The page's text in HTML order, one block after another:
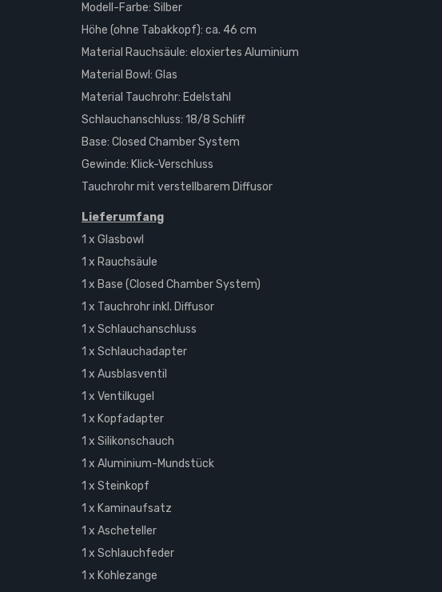
Modell-Farbe: Silber
Höhe (ohne Tabakkopf): ca. 46 cm
Material Rauchsäule: eloxiertes Aluminium
Material Bowl: Glas
Material Tauchrohr: Edelstahl
Schlauchanschluss: 18/8 Schliff
Base: Closed Chamber System
Gewinde: Klick-Verschluss
Tauchrohr mit verstellbarem Diffusor
Lieferumfang
1 x Glasbowl
1 x Rauchsäule
1 x Base (Closed Chamber System)
1 x Tauchrohr inkl. Diffusor
1 x Schlauchanschluss
1 x Schlauchadapter
1 x Ausblasventil
1 x Ventilkugel
1 x Kopfadapter
1 x Silikonschauch
1 x Aluminium-Mundstück
1 x Steinkopf
1 x Kaminaufsatz
1 x Ascheteller
1 x Schlauchfeder
1 x Kohlezange